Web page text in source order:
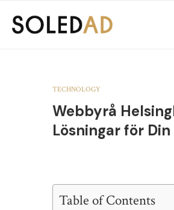
TECHNOLOGY
Webbyrå
Lösningar för
Table of Contents